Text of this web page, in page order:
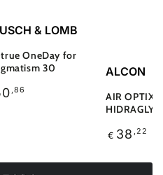
& LOMB
OneDay for
30
,86
missing:
ALCON
AIR OPTIX
Translation
€ 38 ,22